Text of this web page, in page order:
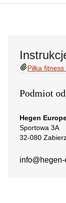
Piłka
Podmiot
Hegen
Sportowa 3A
32-080